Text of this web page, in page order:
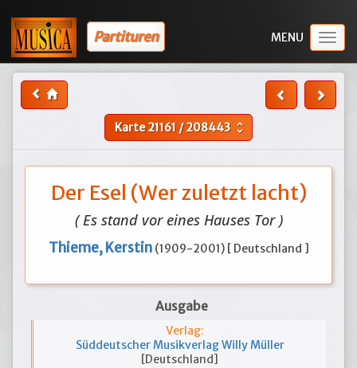
Partituren
Karte21161 /208443 unfold_more
Der Esel (Wer zuletzt lacht)
( Es stand vor eines Hauses Tor )
Thieme, Kerstin (1909-2001) [ Deutschland ]
Ausgabe
Verlag:
Süddeutscher Musikverlag Willy Müller
[Deutschland]